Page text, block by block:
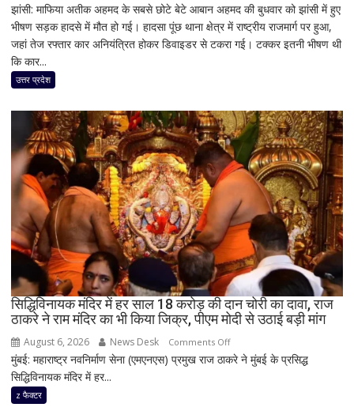
झांसी
में
दर्दनाक
अहमद
के
सबसे
छोटे
बेटे
आबान
अहमद
समेत
की
मौत,
तीन
लोग
गंभीर
घायल
झांसी: माफिया अतीक अहमद के सबसे छोटे बेटे आबान अहमद की बुधवार को झांसी में हुए
भीषण सड़क हादसे में मौत हो गई। हादसा पूंछ थाना क्षेत्र में राष्ट्रीय राजमार्ग पर हुआ,
जहां तेज रफ्तार कार अनियंत्रित होकर डिवाइडर से टकरा गई। टक्कर इतनी भीषण थी
कि कार...
उत्तर प्रदेश
सिद्धिविनायक मंदिर में हर साल 18 करोड़ की दान चोरी का दावा, राज
ठाकरे ने राम मंदिर का भी किया जिक्र, पीएम मोदी से उठाई बड़ी मांग
August 6, 2026 News Desk Comments Offon
सिद्धिविनायक
मुंबई: महाराष्ट्र नवनिर्माण सेना (एमएनएस) प्रमुख राज ठाकरे ने मुंबई के प्रसिद्ध
सिद्धिविनायक मंदिर में हर...
z फैक्टर